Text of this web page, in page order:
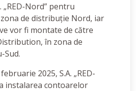
„RED-Nord” pentru
de distribuție Nord, iar
vor fi montate de către
în zona de
Sud.
2025, S.A. „RED-
instalarea contoarelor